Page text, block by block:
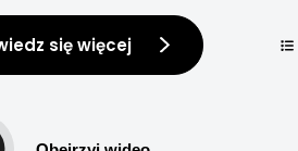
się więcej